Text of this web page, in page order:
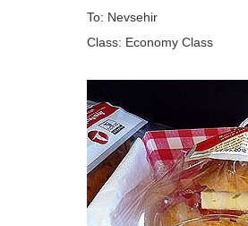
To: Nevsehir
Class: Economy Class